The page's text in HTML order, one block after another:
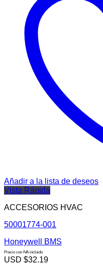
Añadir a la lista de deseos
Vista Rápida
ACCESORIOS HVAC
50001774-001
Honeywell BMS
Precio con IVA incluido
USD $32.19